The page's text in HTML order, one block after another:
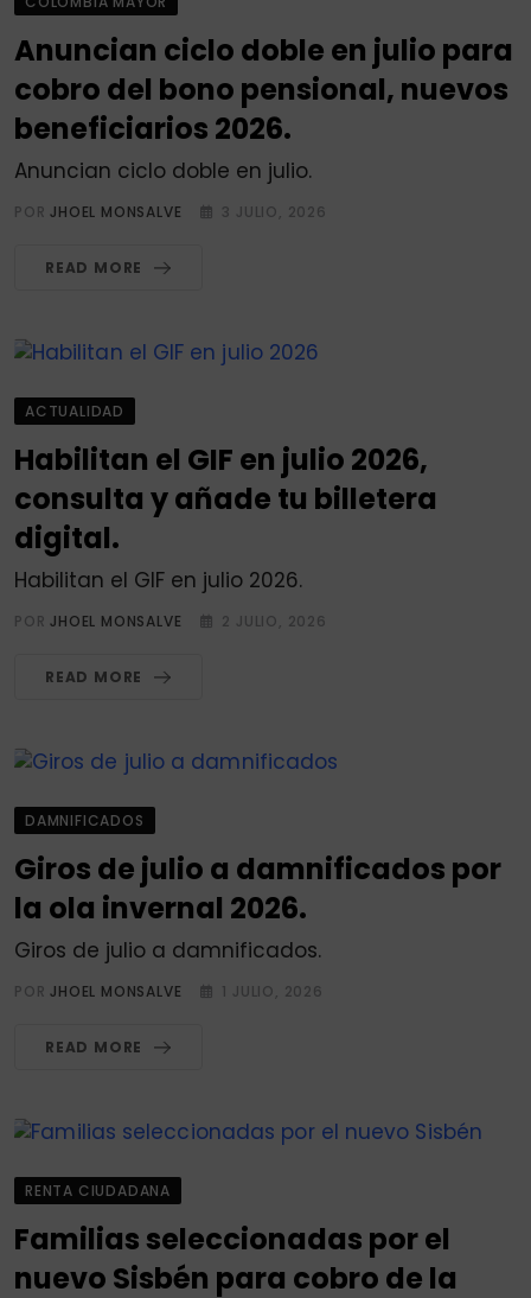
Anuncian ciclo doble en julio para
cobro del bono pensional, nuevos
beneficiarios 2026.
Anuncian ciclo doble en julio.
PORJHOEL MONSALVE 3 JULIO, 2026
READ MORE
ACTUALIDAD
Habilitan el GIF en julio 2026,
consulta y añade tu billetera
digital.
Habilitan el GIF en julio 2026.
PORJHOEL MONSALVE 2 JULIO, 2026
READ MORE
DAMNIFICADOS
Giros de julio a damnificados por
la ola invernal 2026.
Giros de julio a damnificados.
PORJHOEL MONSALVE 1 JULIO, 2026
READ MORE
RENTA CIUDADANA
Familias seleccionadas por el
nuevo Sisbén para cobro de la